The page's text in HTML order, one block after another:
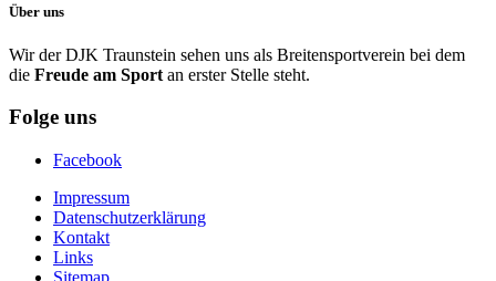
Über uns
Wir der DJK Traunstein sehen uns als Breitensportverein bei dem
die Freude am Sport an erster Stelle steht.
Folge uns
Facebook
Impressum
Datenschutzerklärung
Kontakt
Links